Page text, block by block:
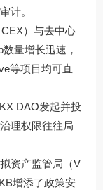
计。
）与去中心
量增长迅速，
等项目均可直
DAO发起并投
理权限往往局
资产监管局（V
增添了政策安